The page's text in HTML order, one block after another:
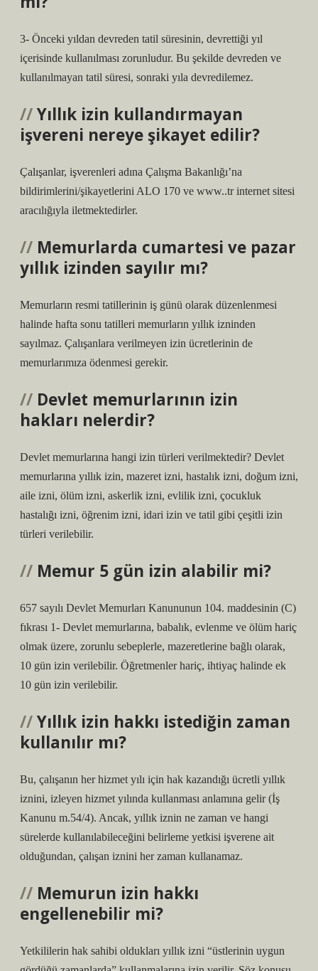
3- Önceki yıldan devreden tatil süresinin, devrettiği yıl
içerisinde kullanılması zorunludur. Bu şekilde devreden ve
kullanılmayan tatil süresi, sonraki yıla devredilemez.
Yıllık izin kullandırmayan
işvereni nereye şikayet edilir?
Çalışanlar, işverenleri adına Çalışma Bakanlığı’na
bildirimlerini/şikayetlerini ALO 170 ve www..tr internet sitesi
aracılığıyla iletmektedirler.
Memurlarda cumartesi ve pazar
yıllık izinden sayılır mı?
Memurların resmi tatillerinin iş günü olarak düzenlenmesi
halinde hafta sonu tatilleri memurların yıllık izninden
sayılmaz. Çalışanlara verilmeyen izin ücretlerinin de
memurlarımıza ödenmesi gerekir.
Devlet memurlarının izin
hakları nelerdir?
Devlet memurlarına hangi izin türleri verilmektedir? Devlet
memurlarına yıllık izin, mazeret izni, hastalık izni, doğum izni,
aile izni, ölüm izni, askerlik izni, evlilik izni, çocukluk
hastalığı izni, öğrenim izni, idari izin ve tatil gibi çeşitli izin
türleri verilebilir.
Memur 5 gün izin alabilir mi?
657 sayılı Devlet Memurları Kanununun 104. maddesinin (C)
fıkrası 1- Devlet memurlarına, babalık, evlenme ve ölüm hariç
olmak üzere, zorunlu sebeplerle, mazeretlerine bağlı olarak,
10 gün izin verilebilir. Öğretmenler hariç, ihtiyaç halinde ek
10 gün izin verilebilir.
Yıllık izin hakkı istediğin zaman
kullanılır mı?
Bu, çalışanın her hizmet yılı için hak kazandığı ücretli yıllık
iznini, izleyen hizmet yılında kullanması anlamına gelir (İş
Kanunu m.54/4). Ancak, yıllık iznin ne zaman ve hangi
sürelerde kullanılabileceğini belirleme yetkisi işverene ait
olduğundan, çalışan iznini her zaman kullanamaz.
Memurun izin hakkı
engellenebilir mi?
Yetkililerin hak sahibi oldukları yıllık izni “üstlerinin uygun